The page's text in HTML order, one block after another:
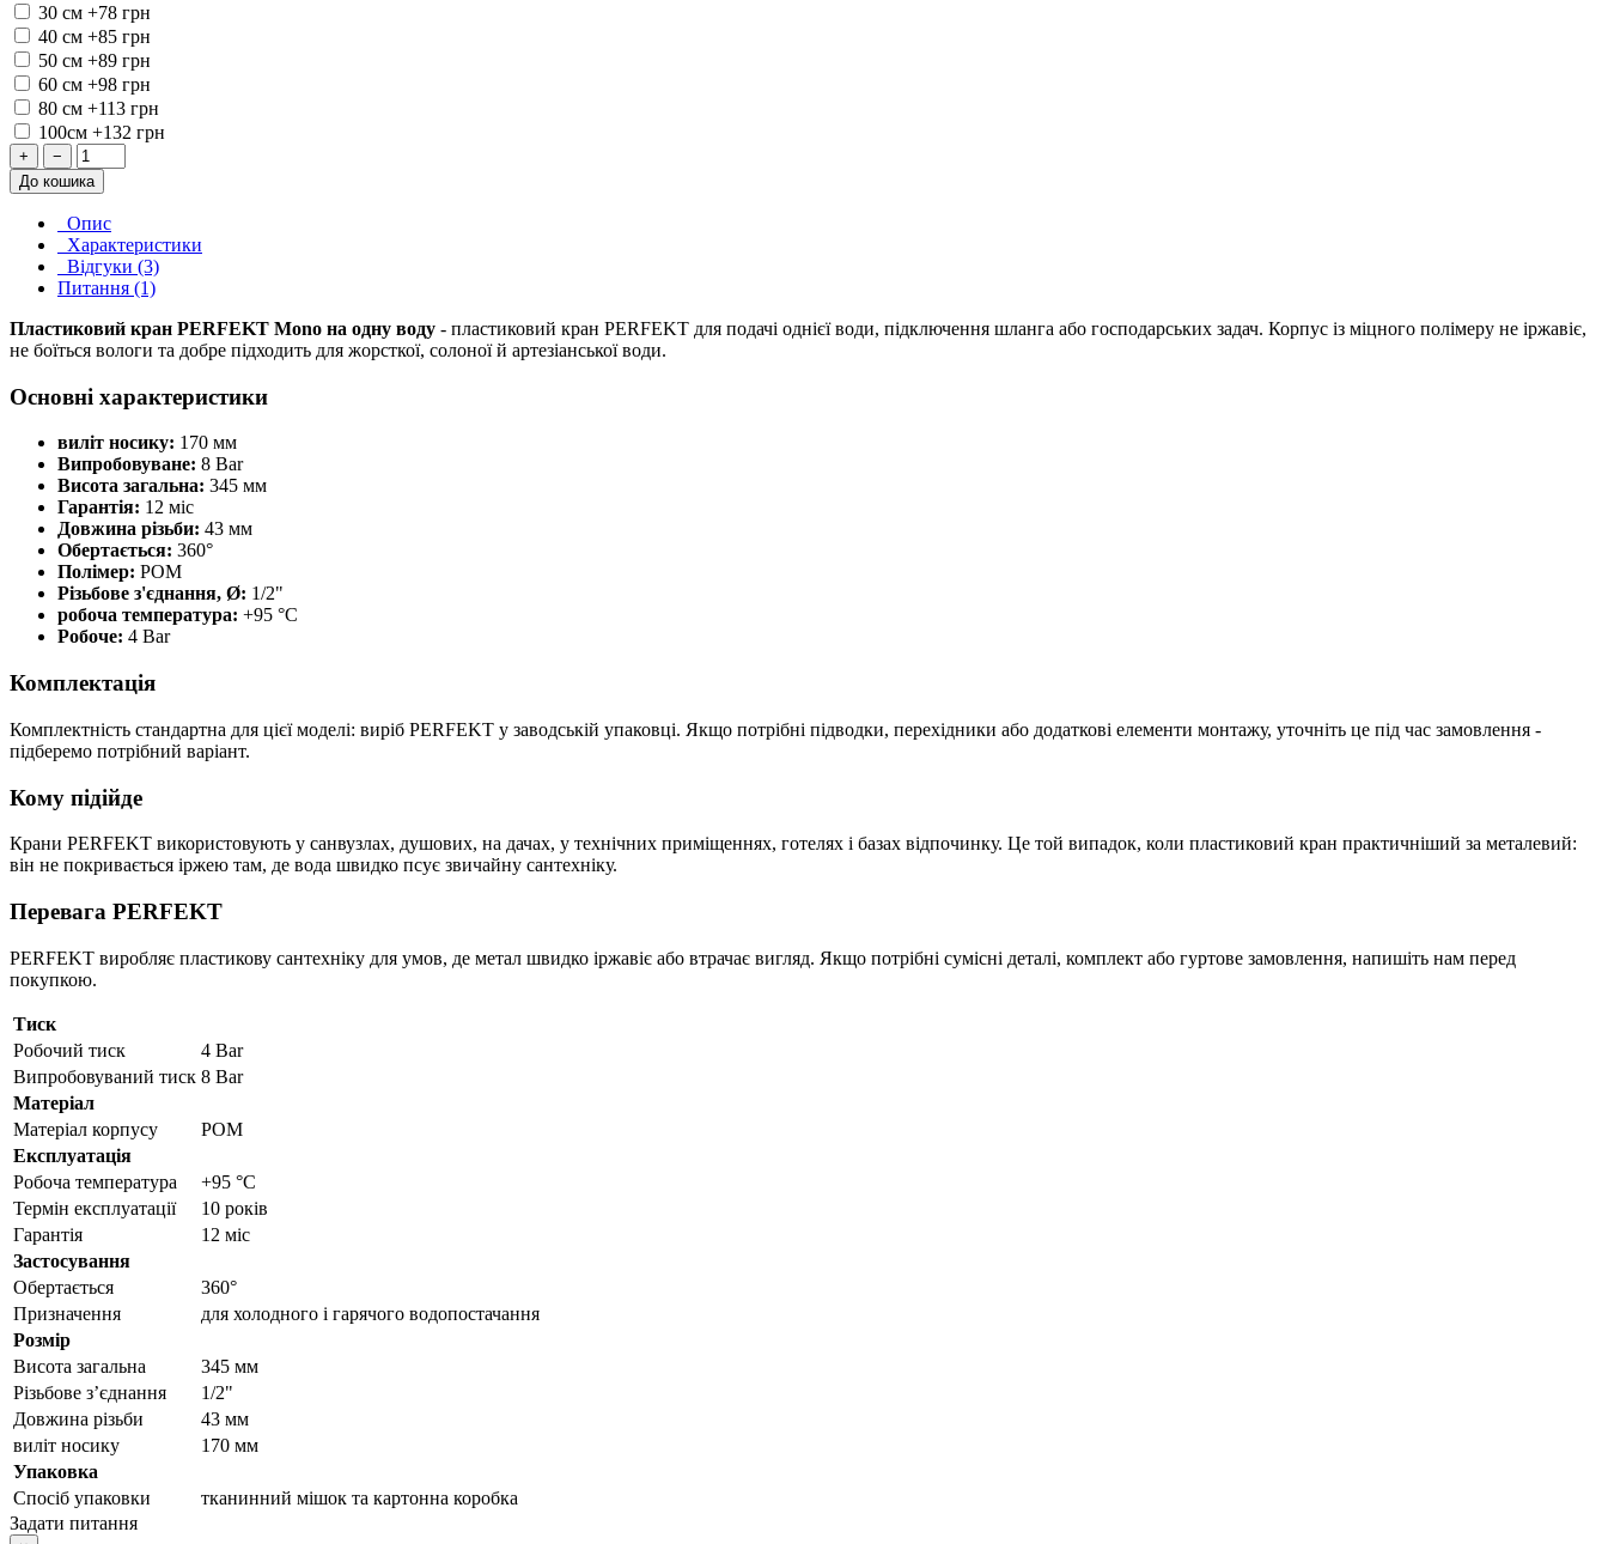
30 см +78 грн
40 см +85 грн
50 см +89 грн
60 см +98 грн
80 см +113 грн
100см +132 грн
+
−
До кошика
Опис
Характеристики
Відгуки (3)
Питання (1)
Пластиковий кран PERFEKT Mono на одну воду - пластиковий кран PERFEKT для подачі однієї води, підключення шланга або господарських задач. Корпус із міцного полімеру не іржавіє,
не боїться вологи та добре підходить для жорсткої, солоної й артезіанської води.
Основні характеристики
виліт носику: 170 мм
Випробовуване: 8 Bar
Висота загальна: 345 мм
Гарантія: 12 міс
Довжина різьби: 43 мм
Обертається: 360°
Полімер: POM
Різьбове з'єднання, Ø: 1/2"
робоча температура: +95 °C
Робоче: 4 Bar
Комплектація
Комплектність стандартна для цієї моделі: виріб PERFEKT у заводській упаковці. Якщо потрібні підводки, перехідники або додаткові елементи монтажу, уточніть це під час замовлення -
підберемо потрібний варіант.
Кому підійде
Крани PERFEKT використовують у санвузлах, душових, на дачах, у технічних приміщеннях, готелях і базах відпочинку. Це той випадок, коли пластиковий кран практичніший за металевий:
він не покривається іржею там, де вода швидко псує звичайну сантехніку.
Перевага PERFEKT
PERFEKT виробляє пластикову сантехніку для умов, де метал швидко іржавіє або втрачає вигляд. Якщо потрібні сумісні деталі, комплект або гуртове замовлення, напишіть нам перед
покупкою.
Тиск
Робочий тиск
4 Bar
Випробовуваний тиск 8 Bar
Матеріал
Матеріал корпусу
POM
Експлуатація
Робоча температура
+95 °C
Термін експлуатації
10 років
Гарантія
12 міс
Застосування
Обертається
360°
Призначення
для холодного і гарячого водопостачання
Розмір
Висота загальна
345 мм
Різьбове з’єднання
1/2"
Довжина різьби
43 мм
виліт носику
170 мм
Упаковка
Спосіб упаковки
тканинний мішок та картонна коробка
Задати питання